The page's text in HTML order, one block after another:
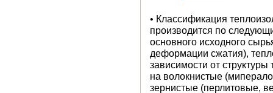
• Классификация
производится по
основного исходного
деформации сжатия),
зависимости от